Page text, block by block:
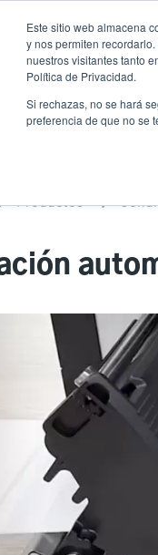
Este sitio web almacena
y nos permiten
nuestros visitantes tanto
Política de Privacidad.
Si rechazas, no se hará
preferencia de que no se
Productos